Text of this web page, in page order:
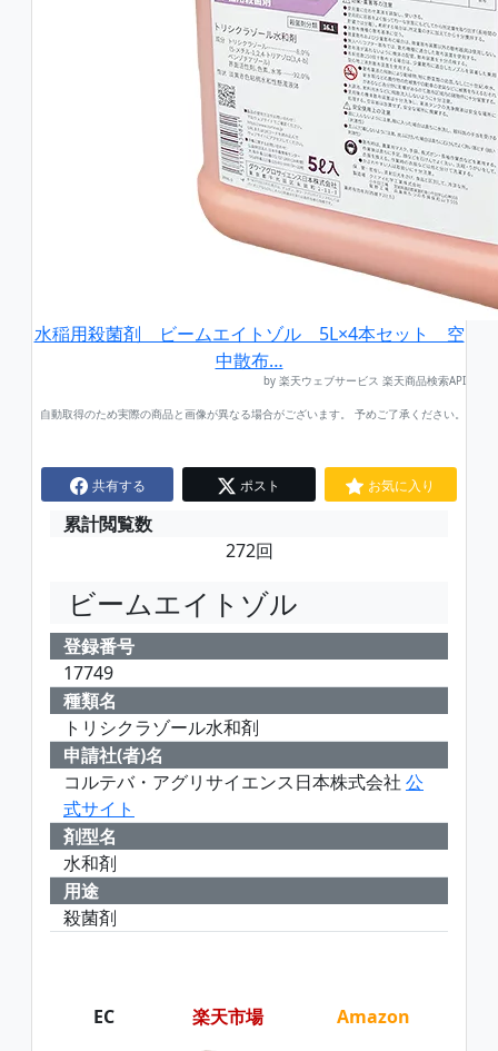
水稲用殺菌剤 ビームエイトゾル 5L×4本セット 空
中散布…
by 楽天ウェブサービス 楽天商品検索API
自動取得のため実際の商品と画像が異なる場合がございます。 予めご了承ください。
共有する ポスト お気に入り
累計閲覧数
272回
ビームエイトゾル
登録番号
17749
種類名
トリシクラゾール水和剤
申請社(者)名
コルテバ・アグリサイエンス日本株式会社 公
式サイト
剤型名
水和剤
用途
殺菌剤
EC 楽天市場 Amazon